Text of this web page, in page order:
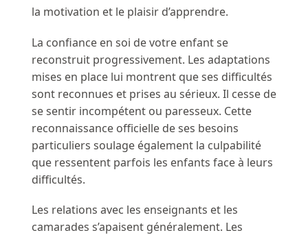
la motivation et le plaisir d’apprendre.
La confiance en soi de votre enfant se
reconstruit progressivement. Les adaptations
mises en place lui montrent que ses difficultés
sont reconnues et prises au sérieux. Il cesse de
se sentir incompétent ou paresseux. Cette
reconnaissance officielle de ses besoins
particuliers soulage également la culpabilité
que ressentent parfois les enfants face à leurs
difficultés.
Les relations avec les enseignants et les
camarades s’apaisent généralement. Les